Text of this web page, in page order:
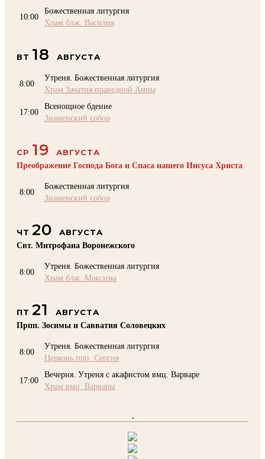
10:00
Божественная литургия
Храм блж. Василия
ВТ 18 АВГУСТА
8:00
Утреня. Божественная литургия
Храм Зачатия праведной Анны
17:00
Всенощное бдение
Знаменский собор
СР 19
АВГУСТА
Преображение Господа Бога и Спаса нашего Иисуса Христа
8:00
Божественная литургия
Знаменский собор
ЧТ 20
АВГУСТА
Свт. Митрофана Воронежского
8:00
Утреня. Божественная литургия
Храм блж. Максима
ПТ 21
АВГУСТА
Прпп. Зосимы и Савватия Соловецких
8:00
Утреня. Божественная литургия
Церковь прп. Сергия
17:00
Вечерня. Утреня с акафистом вмц. Варваре
Храм вмц. Варвары
.